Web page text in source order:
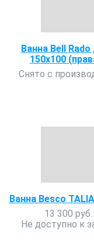
Ванна Bell
150х100
Снято с
Ванна Besco
13 300 руб.
Не доступно к